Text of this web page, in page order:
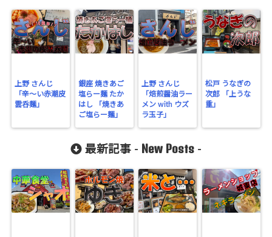
上野 さんじ
「辛～い赤潮皮
雲呑麺」
銀座 焼きあご
塩らー麺 たか
はし 「焼きあ
ご塩らー麺」
上野 さんじ
「焙煎醤油ラー
メン with ウズ
ラ玉子」
松戸 うなぎの
次郎 「上うな
重」
最新記事 - New Posts -